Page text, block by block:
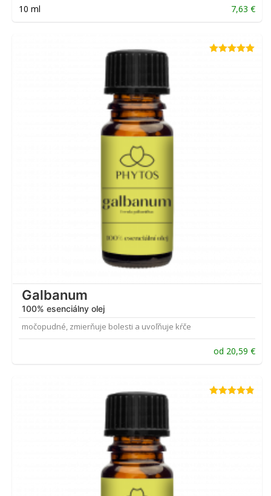
10 ml 7,63 €
Galbanum
100% esenciálny olej
močopudné, zmierňuje bolesti a uvoľňuje kŕče
od 20,59 €